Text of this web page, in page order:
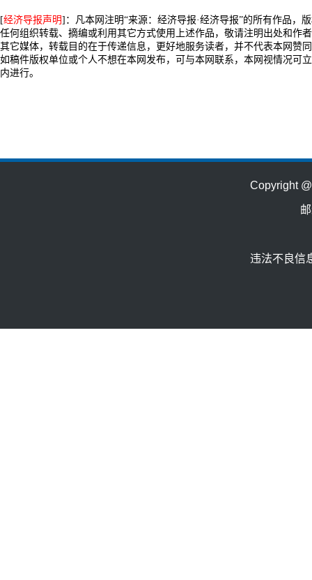
[经济导报声明]：凡本网注明“来源：经济导报·经济导报”的所有作品，
任何组织转载、摘编或利用其它方式使用上述作品，敬请注明出处和作
其它媒体，转载目的在于传递信息，更好地服务读者，并不代表本网赞
如稿件版权单位或个人不想在本网发布，可与本网联系，本网视情况可
内进行。
Copyright
违法不良信